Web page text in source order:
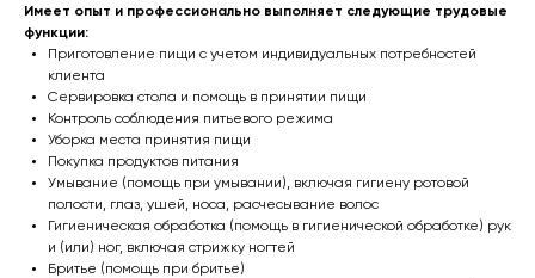
Имеет опыт и профессионально выполняет следующие трудовые
функции:
Приготовление пищи с учетом индивидуальных потребностей
клиента
Сервировка стола и помощь в принятии пищи
Контроль соблюдения питьевого режима
Уборка места принятия пищи
Покупка продуктов питания
Умывание (помощь при умывании), включая гигиену ротовой
полости, глаз, ушей, носа, расчесывание волос
Гигиеническая обработка (помощь в гигиенической обработке) рук
и (или) ног, включая стрижку ногтей
Бритье (помощь при бритье)